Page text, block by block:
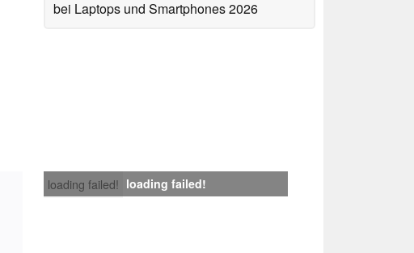
bei Laptops und Smartphones 2026
loading failed! loading failed!